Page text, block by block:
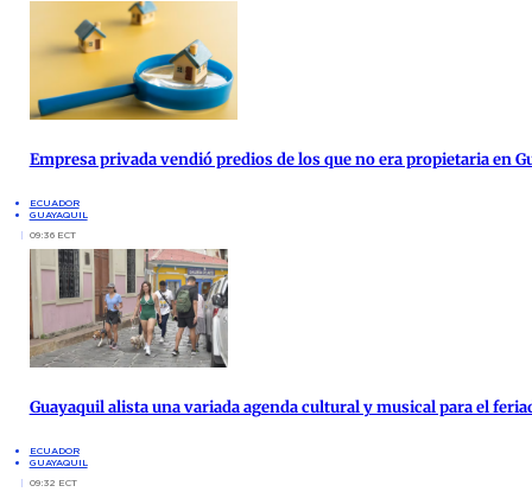
Empresa privada vendió predios de los que no era propietaria en
ECUADOR
GUAYAQUIL
09:36 ECT
Guayaquil alista una variada agenda cultural y musical para el
ECUADOR
GUAYAQUIL
09:32 ECT